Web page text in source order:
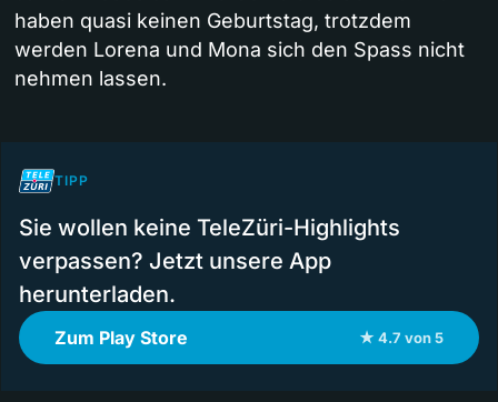
haben quasi keinen Geburtstag, trotzdem
werden Lorena und Mona sich den Spass nicht
nehmen lassen.
TIPP
Sie wollen keine TeleZüri-Highlights
verpassen? Jetzt unsere App
herunterladen.
Zum Play Store ★ 4.7 von 5